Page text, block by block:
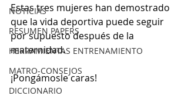
NOTICIAS
RESUMEN PAPERS
HERRAMIENTAS ENTRENAMIENTO
MATRO-CONSEJOS
DICCIONARIO
Estas tres mujeres han demostrado
que la vida deportiva puede seguir
por supuesto después de la
maternidad.
¡Pongámosle caras!